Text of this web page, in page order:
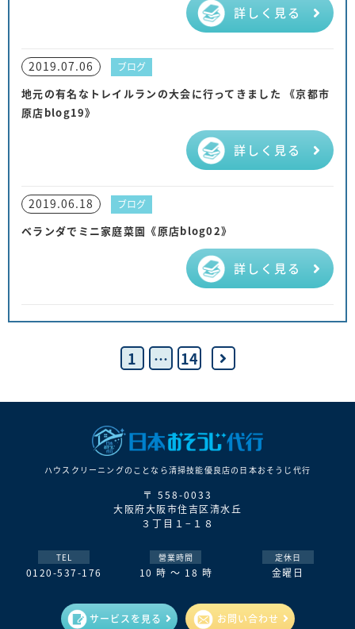
詳しく見る
2019.07.06 ブログ
地元の有名なトレイルランの大会に行ってきました 《京都市
原店blog19》
詳しく見る
2019.06.18 ブログ
ベランダでミニ家庭菜園《原店blog02》
詳しく見る
1 … 14
ハウスクリーニングのことなら清掃技能優良店の⽇本おそうじ代⾏
〒 558-0033
大阪府大阪市住吉区清水丘
３丁目１−１８
TEL
0120-537-176
營業時間
10 時 ～ 18 時
定休日
金曜日
サービスを見る お問い合わせ